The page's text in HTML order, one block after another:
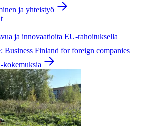
ja yhteistyö
ja innovaatioita EU-rahoituksella
Business Finland for foreign companies
kokemuksia